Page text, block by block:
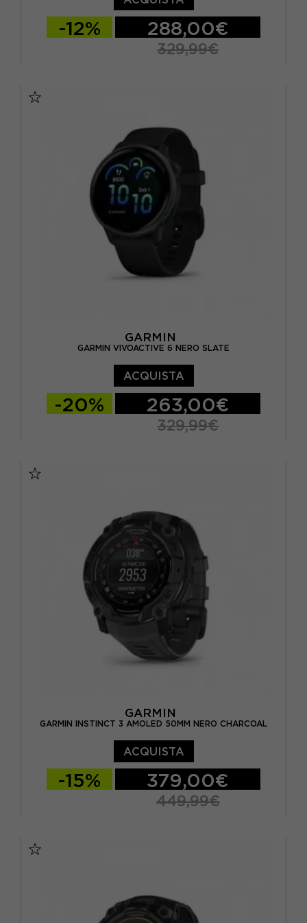
-12% 288,00€
329,99€
GARMIN
GARMIN VIVOACTIVE 6 NERO SLATE
ACQUISTA
-20% 263,00€
329,99€
GARMIN
GARMIN INSTINCT 3 AMOLED 50MM NERO CHARCOAL
ACQUISTA
-15% 379,00€
449,99€